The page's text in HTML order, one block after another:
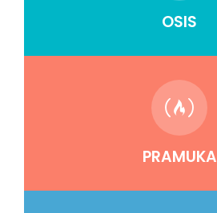
OSIS
PRAMUKA